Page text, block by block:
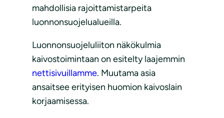
mahdollisia rajoittamistarpeita
luonnonsuojelualueilla.
Luonnonsuojeluliiton näkökulmia
kaivostoimintaan on esitelty laajemmin
nettisivuillamme. Muutama asia
ansaitsee erityisen huomion kaivoslain
korjaamisessa.